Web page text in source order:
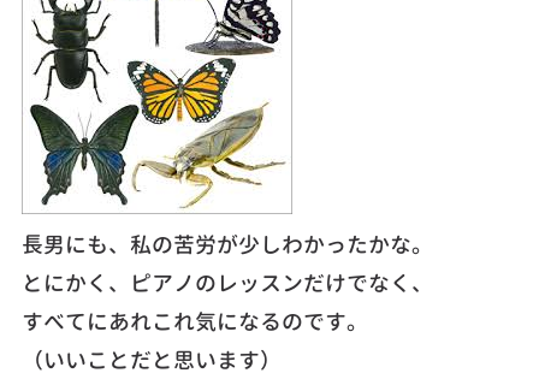
長男にも、私の苦労が少しわかったかな。
とにかく、ピアノのレッスンだけでなく、
すべてにあれこれ気になるのです。
（いいことだと思います）